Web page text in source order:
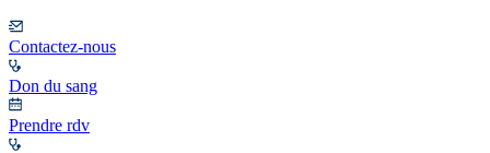
Contactez-nous
Don du sang
Prendre rdv